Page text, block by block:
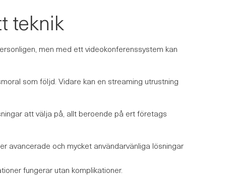
teknik
men med ett videokonferenssystem kan
som följd. Vidare kan en streaming utrustning
att välja på, allt beroende på ert företags
avancerade och mycket användarvänliga lösningar
fungerar utan komplikationer.